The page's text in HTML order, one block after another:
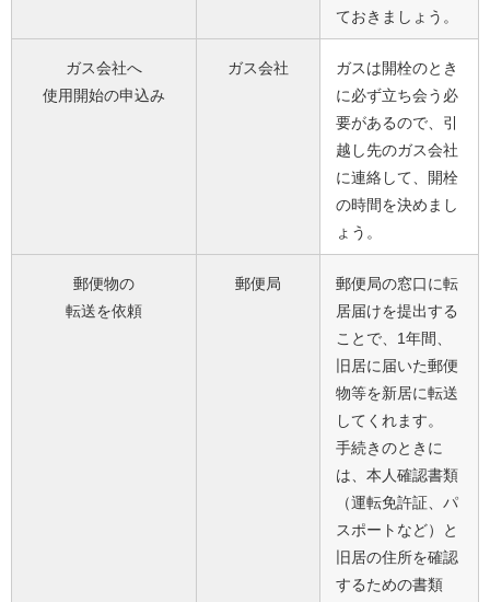
ておきましょう。
ガス会社へ
使用開始の申込み
ガス会社
ガスは開栓のとき
に必ず立ち会う必
要があるので、引
越し先のガス会社
に連絡して、開栓
の時間を決めまし
ょう。
郵便物の
転送を依頼
郵便局
郵便局の窓口に転
居届けを提出する
ことで、1年間、
旧居に届いた郵便
物等を新居に転送
してくれます。
手続きのときに
は、本人確認書類
（運転免許証、パ
スポートなど）と
旧居の住所を確認
するための書類